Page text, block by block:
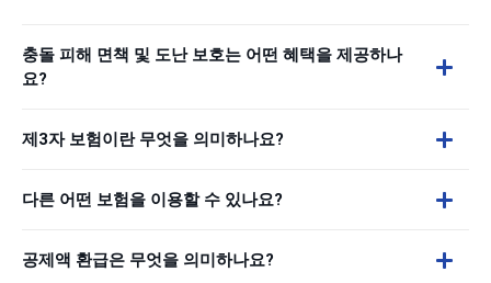
충돌 피해 면책 및 도난 보호는 어떤 혜택을 제공하나
요?
제3자 보험이란 무엇을 의미하나요?
다른 어떤 보험을 이용할 수 있나요?
공제액 환급은 무엇을 의미하나요?